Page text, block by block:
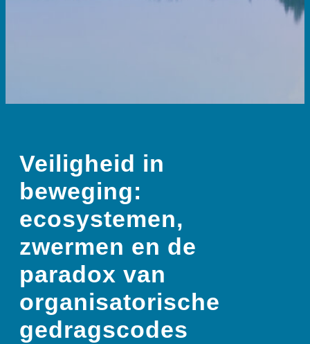
Veiligheid in
beweging:
ecosystemen,
zwermen en de
paradox van
organisatorische
gedragscodes